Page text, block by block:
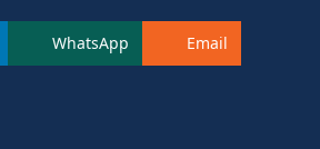
WhatsApp Email